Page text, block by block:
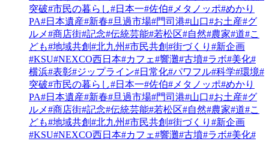
突破#市民の暮らし#日本一#佐伯#メタノッポ#めかり
PA#日本遺産#新春#旦過市場#門司港#山口#お土産#グ
ルメ#商店街#記念#伝統芸能#若松区#自然#農家#道#こ
ども#地域共創#北九州#市民共創#街づくり #新企画
#KSU#NEXCO西日本#カフェ#響灘#古墳#ラボ#美化#
横浜#表彰#ジップライン#日常化#パワフル#科学#環境#
突破#市民の暮らし#日本一#佐伯#メタノッポ#めかり
PA#日本遺産#新春#旦過市場#門司港#山口#お土産#グ
ルメ#商店街#記念#伝統芸能#若松区#自然#農家#道#こ
ども#地域共創#北九州#市民共創#街づくり #新企画
#KSU#NEXCO西日本#カフェ#響灘#古墳#ラボ#美化#